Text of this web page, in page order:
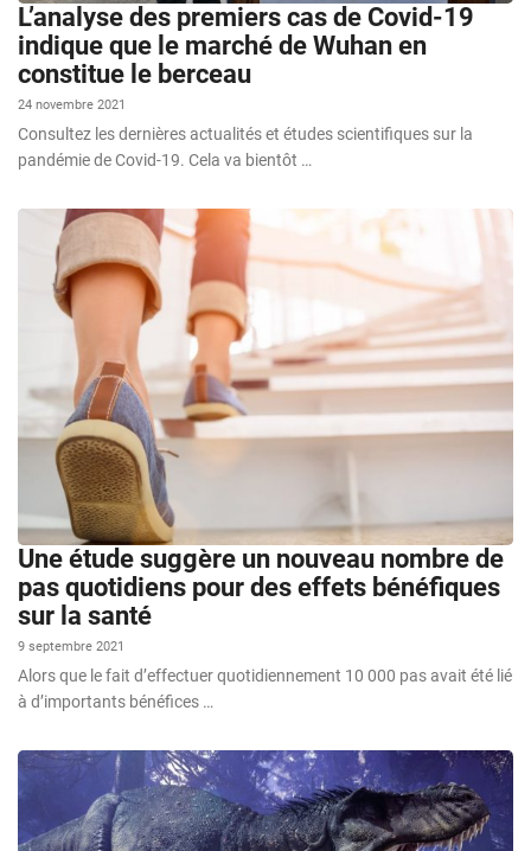
L’analyse des premiers cas de Covid-19
indique que le marché de Wuhan en
constitue le berceau
24 novembre 2021
Consultez les dernières actualités et études scientifiques sur la
pandémie de Covid-19. Cela va bientôt …
Une étude suggère un nouveau nombre de
pas quotidiens pour des effets bénéfiques
sur la santé
9 septembre 2021
Alors que le fait d’effectuer quotidiennement 10 000 pas avait été lié
à d’importants bénéfices …